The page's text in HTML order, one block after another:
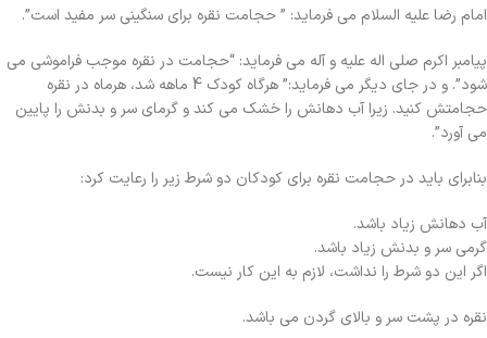
امام رضا علیه السلام می فرماید: ” حجامت نقره برای سنگینی سر مفید است”.
پیامبر اکرم صلی اله علیه و آله می فرماید: “حجامت در نقره موجب فراموشی می
شود”. و در جای دیگر می فرماید:” هرگاه کودک 4 ماهه شد، هرماه در نقره
حجامتش کنید. زیرا آب دهانش را خشک می کند و گرمای سر و بدنش را پایین
می آورد”.
بنابرای باید در حجامت نقره برای کودکان دو شرط زیر را رعایت کرد:
آب دهانش زیاد باشد.
گرمی سر و بدنش زیاد باشد.
اگر این دو شرط را نداشت، لازم به این کار نیست.
نقره در پشت سر و بالای گردن می باشد.